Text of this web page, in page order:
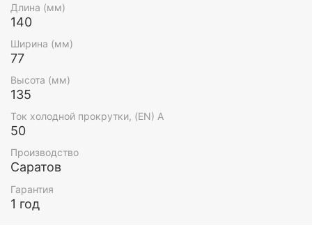
Длина (мм)
140
Ширина (мм)
77
Высота (мм)
135
Ток холодной прокрутки, (EN) А
50
Производство
Саратов
Гарантия
1 год